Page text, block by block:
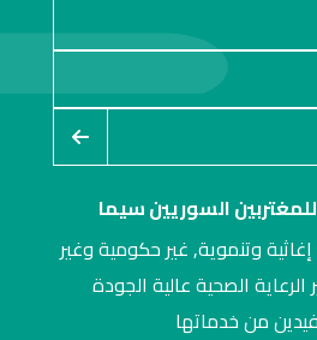
للمغتربين السوريين سيما
وتنموية, غير حكومية وغير
الرعاية الصحية عالية الجودة
من خدماتها